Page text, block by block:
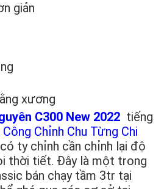
giản
xương
C300 New 2022 tiếng
Công Chỉnh Chu Từng Chi
ty chỉnh cần chỉnh lại độ
thời tiết. Đây là một trong
bán chạy tầm 3tr tại